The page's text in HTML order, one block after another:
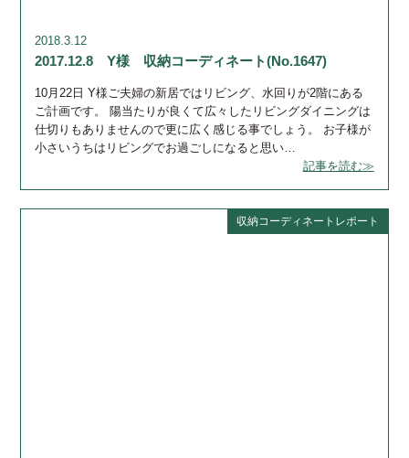
2018.3.12
2017.12.8 Y様 収納コーディネート(No.1647)
10月22日 Y様ご夫婦の新居ではリビング、水回りが2階にある
ご計画です。 陽当たりが良くて広々したリビングダイニングは
仕切りもありませんので更に広く感じる事でしょう。 お子様が
小さいうちはリビングでお過ごしになると思い…
記事を読む≫
収納コーディネートレポート